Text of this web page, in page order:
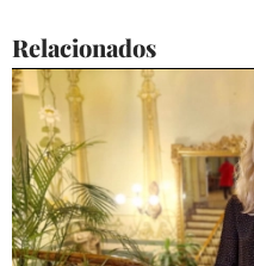
Relacionados